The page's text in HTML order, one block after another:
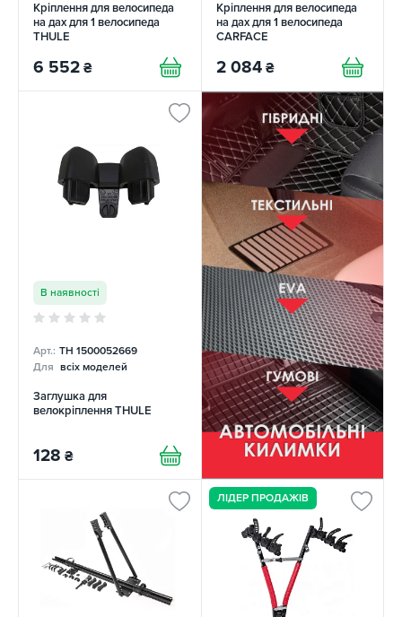
Кріплення для велосипеда
на дах для 1 велосипеда
THULE
6 552 ₴
Кріплення для велосипеда
на дах для 1 велосипеда
CARFACE
2 084 ₴
В наявності
Арт.: TH 1500052669
Для всіх моделей
Заглушка для
велокріплення THULE
128 ₴
ЛІДЕР ПРОДАЖІВ